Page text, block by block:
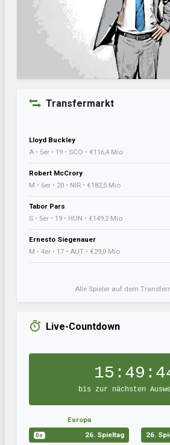
Transfermarkt
Lloyd Buckley
A • 5er • 19 • SCO • €116,4 Mio
Robert McCrory
M • 6er • 20 • NIR • €182,5 Mio
Tabor Pars
S • 5er • 19 • HUN • €149,2 Mio
Ernesto Siegenauer
M • 4er • 17 • AUT • €29,0 Mio
Alle Spieler auf dem
Live-Countdown
bis zur nächsten
Europa
Do 26. Spieltag
26.